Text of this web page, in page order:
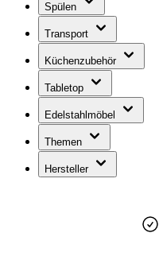
Spülen
Transport
Küchenzubehör
Tabletop
Edelstahlmöbel
Themen
Hersteller